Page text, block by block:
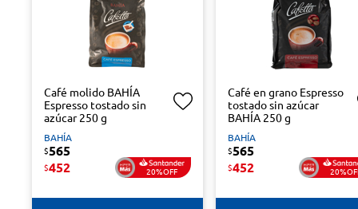
Café molido BAHÍA
Espresso tostado sin
azúcar 250 g
BAHÍA
$565
$452 20%OFF
Café en grano Espresso
tostado sin azúcar
BAHÍA 250 g
BAHÍA
$565
$452